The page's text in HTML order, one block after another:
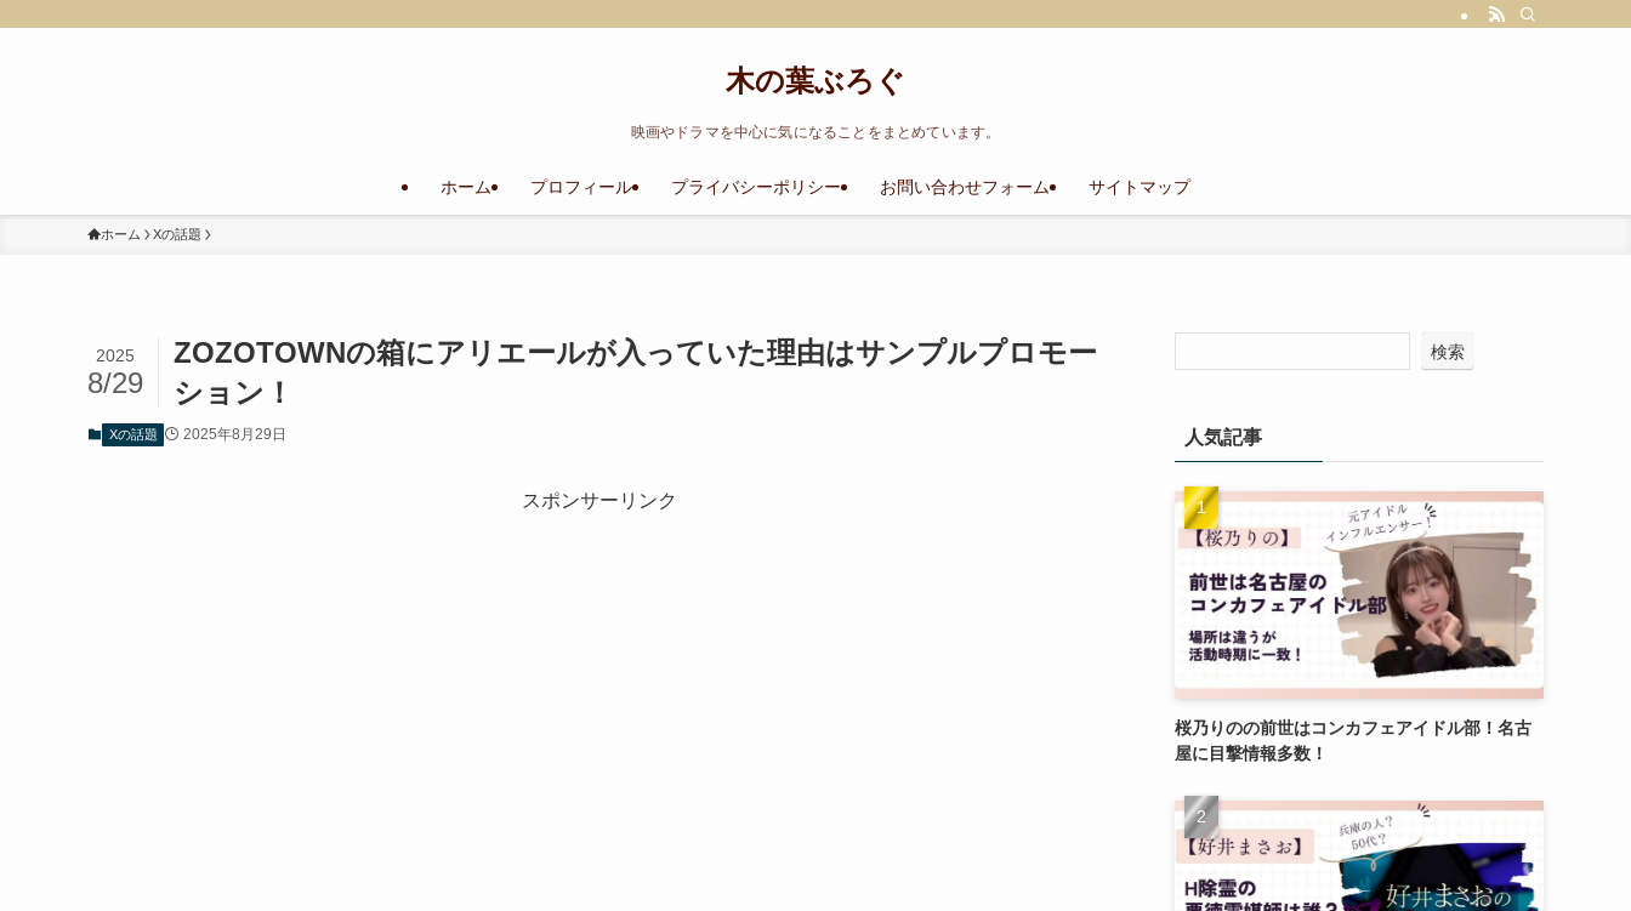
木の葉ぶろぐ
映画やドラマを中心に気になることをまとめています。
ホーム プロフィール プライバシーポリシー お問い合わせフォーム サイトマップ
ホーム Xの話題
ZOZOTOWNの箱にアリエールが入っていた理由はサンプルプロモー
ション！
2025
8/29
Xの話題 2025年8月29日
スポンサーリンク
検索
人気記事
桜乃りのの前世はコンカフェアイドル部！名古
屋に目撃情報多数！